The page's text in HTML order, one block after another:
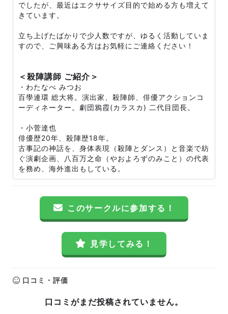
でしたが、最近はエクササイズ目的で始める方も増えて
きています。
立ち上げたばかりで少人数ですが、ゆるく活動していま
すので、ご興味ある方はお気軽にご連絡ください！
＜殺陣講師 ご紹介＞
・わたなべ みつお
百學連環 総大将。演出家、殺陣師、俳優アクションコ
ーディネーター。劇団鴉霞(カラスカ) 二代目団長。
・小菅達也
俳優歴20年、殺陣歴18年。
古事記の神話を、身体表現（殺陣とダンス）と音楽で紡
ぐ演劇企画、八百万之命（やおよろずのみこと）の代表
を務め、海外進出もしている。
このサークルに参加する！
見学してみる！
口コミ・評価
口コミがまだ投稿されていません。